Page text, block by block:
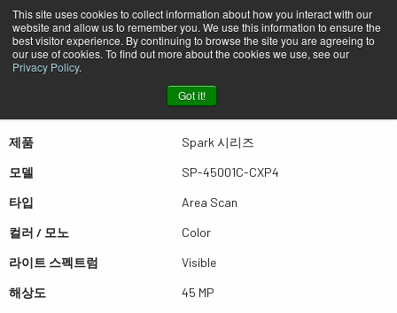
This site uses cookies to collect information about how you interact with our
website and allow us to remember you. We use this information to ensure the
best visitor experience. By continuing to browse the site you are agreeing to
our use of cookies. To find out more about the cookies we use, see our
Privacy Policy.
Got it!
퀵뷰 SP-45001C-CXP4
더많은 결과를 보시려면 스크롤하세요
제품
Spark 시리즈
모델
SP-45001C-CXP4
타입
Area Scan
컬러 / 모노
Color
라이트 스펙트럼
Visible
해상도
45 MP